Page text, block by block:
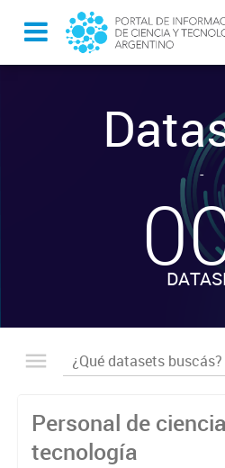
-
Personal de
tecnología